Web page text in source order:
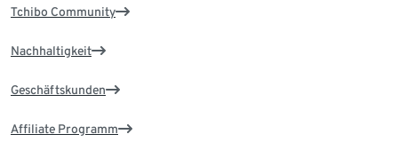
Tchibo Community
Nachhaltigkeit
Geschäftskunden
Affiliate Programm